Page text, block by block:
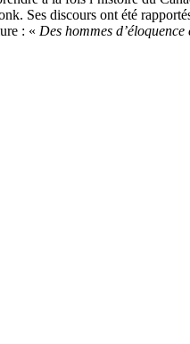
Ses discours ont été
: « Des hommes